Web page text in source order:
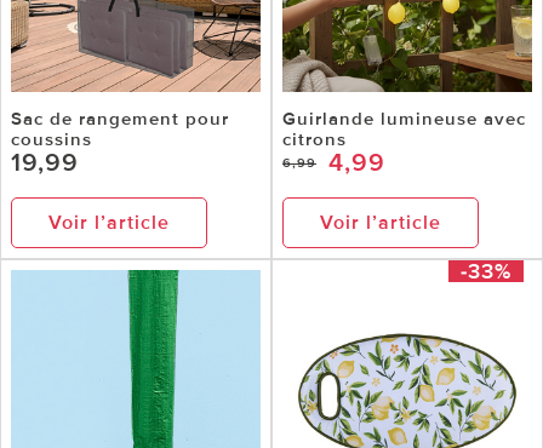
Sac de rangement pour
coussins
19,99
Voir l’article
Guirlande lumineuse avec
citrons
6,99 4,99
Voir l’article
-33%